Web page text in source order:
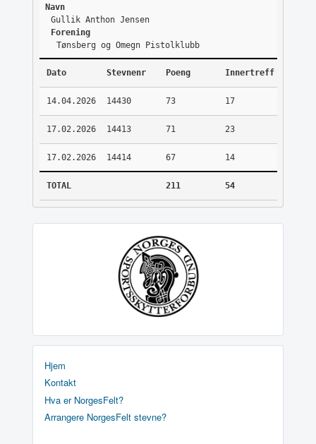
Navn
Gullik Anthon Jensen
Forening
Tønsberg og Omegn Pistolklubb
Dato Stevnenr Poeng Innertreff
14.04.2026 14430 73 17
17.02.2026 14413 71 23
17.02.2026 14414 67 14
TOTAL 211 54
Hjem
Kontakt
Hva er NorgesFelt?
Arrangere NorgesFelt stevne?